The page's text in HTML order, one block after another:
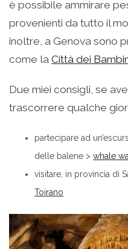
è possibile ammirare
provenienti da tutto il
inoltre, a Genova sono
come la Città dei
Due miei consigli, se
trascorrere qualche
partecipare ad
delle balene > whale
visitare, in provincia di
Toirano